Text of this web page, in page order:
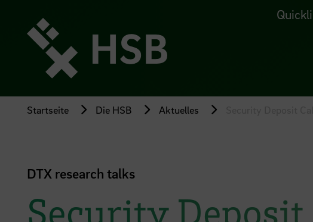
Seiteninhalt
springen
Startseite Die HSB Aktuelles
DTX research talks
Security